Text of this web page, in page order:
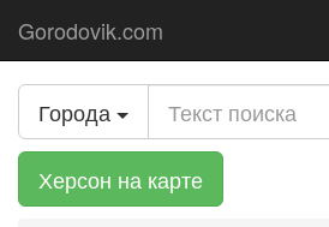
Gorodovik.com
Города
Херсон на карте